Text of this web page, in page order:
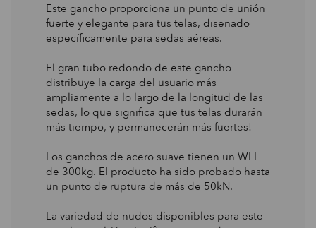
Este gancho proporciona un punto de unión
fuerte y elegante para tus telas, diseñado
específicamente para sedas aéreas.
El gran tubo redondo de este gancho
distribuye la carga del usuario más
ampliamente a lo largo de la longitud de las
sedas, lo que significa que tus telas durarán
más tiempo, y permanecerán más fuertes!
Los ganchos de acero suave tienen un WLL
de 300kg. El producto ha sido probado hasta
un punto de ruptura de más de 50kN.
La variedad de nudos disponibles para este